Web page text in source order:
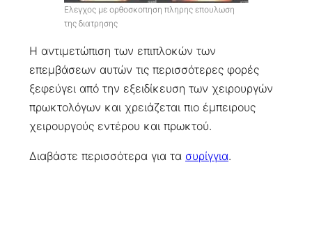
Ελεγχος με ορθοσκοπηση πληρης επουλωση
της διατρησης
Η αντιμετώπιση των επιπλοκών των
επεμβάσεων αυτών τις περισσότερες φορές
ξεφεύγει από την εξειδίκευση των χειρουργών
πρωκτολόγων και χρειάζεται πιο έμπειρους
χειρουργούς εντέρου και πρωκτού.
Διαβάστε περισσότερα για τα συρίγγια.